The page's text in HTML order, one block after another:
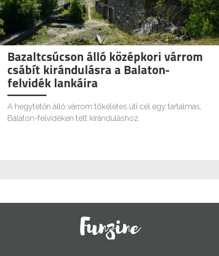
Bazaltcsúcson álló középkori várrom
csábít kirándulásra a Balaton-
felvidék lankáira
A hegytetőn álló várrom tökéletes úti cél egy tartalmas,
Balaton-felvidéken tett kiránduláshoz.